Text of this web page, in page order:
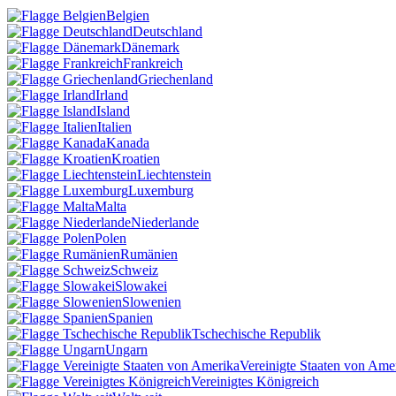
Belgien
Deutschland
Dänemark
Frankreich
Griechenland
Irland
Island
Italien
Kanada
Kroatien
Liechtenstein
Luxemburg
Malta
Niederlande
Polen
Rumänien
Schweiz
Slowakei
Slowenien
Spanien
Tschechische Republik
Ungarn
Vereinigte Staaten von
Vereinigtes Königreich